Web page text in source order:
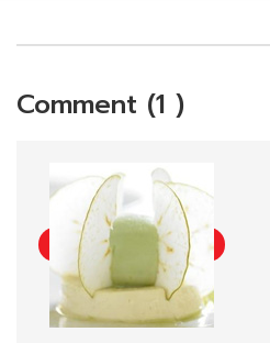
Comment (1 )